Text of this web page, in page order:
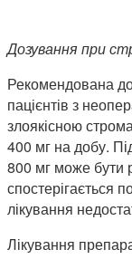
Дозування при
Рекомендована
пацієнтів з
злоякісною
400 мг на добу.
800 мг може бути
спостерігається
лікування
Лікування